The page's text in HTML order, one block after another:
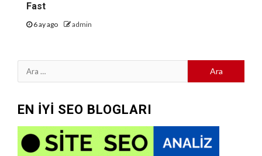
Fast
6 ay ago admin
Arama:
EN İYİ SEO BLOGLARI